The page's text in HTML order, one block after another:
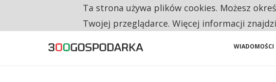
RESTRYKCJE CHIN UDERZAJĄ W EUROPEJSKI PRZEMYSŁ. NA
WIADOMOŚCI
Ta strona używa plików cookies. Możesz
Twojej przeglądarce. Więcej informacji